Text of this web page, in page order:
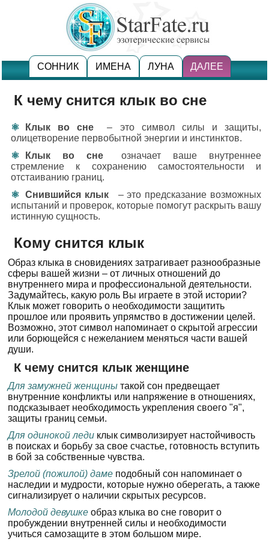
СОННИК ИМЕНА ЛУНА ДАЛЕЕ
К чему снится клык во сне
Клык во сне
– это символ силы и защиты,
олицетворение первобытной энергии и инстинктов.
Клык во сне
означает ваше внутреннее
стремление к сохранению самостоятельности и
отстаиванию границ.
Снившийся клык
– это предсказание возможных
испытаний и проверок, которые помогут раскрыть вашу
истинную сущность.
Кому снится клык
Образ клыка в сновидениях затрагивает разнообразные
сферы вашей жизни – от личных отношений до
внутреннего мира и профессиональной деятельности.
Задумайтесь, какую роль Вы играете в этой истории?
Клык может говорить о необходимости защитить
прошлое или проявить упрямство в достижении целей.
Возможно, этот символ напоминает о скрытой агрессии
или борющейся с нежеланием меняться части вашей
души.
К чему снится клык женщине
Для замужней женщины такой сон предвещает
внутренние конфликты или напряжение в отношениях,
подсказывает необходимость укрепления своего "я",
защиты границ семьи.
Для одинокой леди клык символизирует настойчивость
в поисках и борьбу за свое счастье, готовность вступить
в бой за собственные чувства.
Зрелой (пожилой) даме подобный сон напоминает о
наследии и мудрости, которые нужно оберегать, а также
сигнализирует о наличии скрытых ресурсов.
Молодой девушке образ клыка во сне говорит о
пробуждении внутренней силы и необходимости
учиться самозащите в этом большом мире.